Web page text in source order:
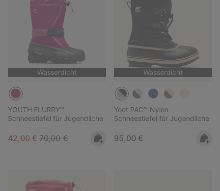
Wasserdicht
YOUTH FLURRY™
Schneestiefel für Jugendliche
Sale price:
42,00 € Regular price:
70,00 €
Wasserdicht
Yoot PAC™ Nylon
Schneestiefel für Jugendliche
Regular price:
95,00 €